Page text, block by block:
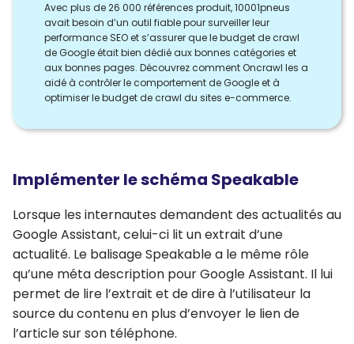
Avec plus de 26 000 références produit, 10001pneus
avait besoin d’un outil fiable pour surveiller leur
performance SEO et s’assurer que le budget de crawl
de Google était bien dédié aux bonnes catégories et
aux bonnes pages. Découvrez comment Oncrawl les a
aidé à contrôler le comportement de Google et à
optimiser le budget de crawl du sites e-commerce.
Implémenter le schéma Speakable
Lorsque les internautes demandent des actualités au
Google Assistant, celui-ci lit un extrait d’une
actualité. Le balisage Speakable a le même rôle
qu’une méta description pour Google Assistant. Il lui
permet de lire l’extrait et de dire à l’utilisateur la
source du contenu en plus d’envoyer le lien de
l’article sur son téléphone.